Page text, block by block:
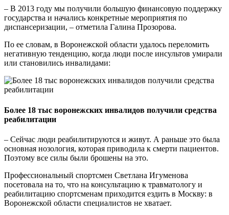
– В 2013 году мы получили большую финансовую поддержку
государства и начались конкретные мероприятия по
диспансеризации, – отметила Галина Прозорова.
По ее словам, в Воронежской области удалось переломить
негативную тенденцию, когда люди после инсультов умирали
или становились инвалидами:
Более 18 тыс воронежских инвалидов получили средства
реабилитации
– Сейчас люди реабилитируются и живут. А раньше это была
основная нозология, которая приводила к смерти пациентов.
Поэтому все силы были брошены на это.
Профессиональный спортсмен Светлана Игуменова
посетовала на то, что на консультацию к травматологу и
реабилитацию спортсменам приходится ездить в Москву: в
Воронежской области специалистов не хватает.